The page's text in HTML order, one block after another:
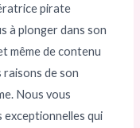
pirate
à plonger dans son
même de contenu
de son
Nous vous
exceptionnelles qui